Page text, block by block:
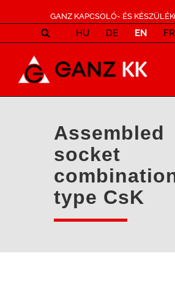
GANZ KAPCSOLÓ- ÉS
HU DE EN FR
Assembled
socket
type CsK